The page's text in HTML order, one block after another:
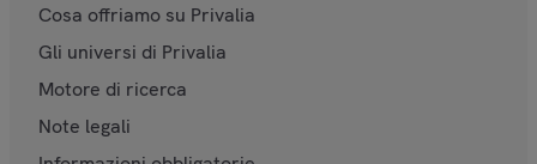
Cosa offriamo su Privalia
Gli universi di Privalia
Motore di ricerca
Note legali